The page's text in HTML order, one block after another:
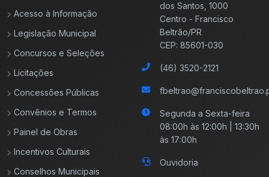
Acesso à Informação
Legislação Municipal
Concursos e Seleções
Licitações
Concessões Públicas
Convênios e Termos
Painel de Obras
Incentivos Culturais
Conselhos Municipais
dos Santos, 1000
Centro - Francisco
Beltrão/PR
CEP: 85601-030
(46) 3520-2121
Segunda a Sexta-feira
08:00h às 12:00h | 13:30h
às 17:00h
Ouvidoria